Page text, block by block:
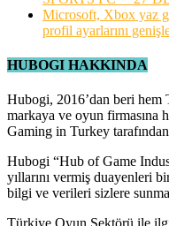
Microsoft, Xbox yaz
profil ayarlarını
HUBOGI HAKKINDA
Hubogi, 2016’dan beri
markaya ve oyun firmasına
Gaming in Turkey
Hubogi “Hub of Game
yıllarını vermiş duayenleri
bilgi ve verileri sizlere